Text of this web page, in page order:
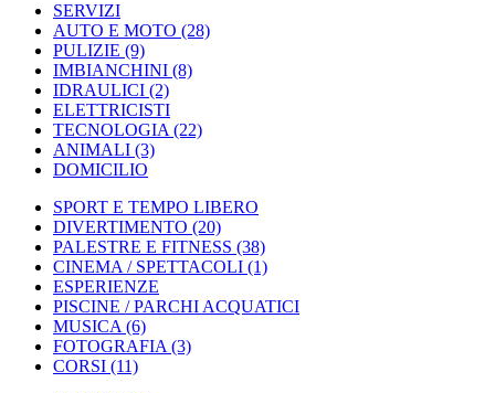
SERVIZI
AUTO E MOTO (28)
PULIZIE (9)
IMBIANCHINI (8)
IDRAULICI (2)
ELETTRICISTI
TECNOLOGIA (22)
ANIMALI (3)
DOMICILIO
SPORT E TEMPO LIBERO
DIVERTIMENTO (20)
PALESTRE E FITNESS (38)
CINEMA / SPETTACOLI (1)
ESPERIENZE
PISCINE / PARCHI ACQUATICI
MUSICA (6)
FOTOGRAFIA (3)
CORSI (11)